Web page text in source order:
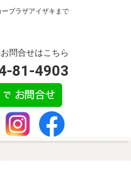
プラザアイザキまで
問合せはこちら
81-4903